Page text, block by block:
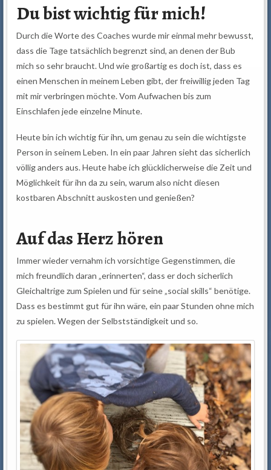
Du bist wichtig für mich!
Durch die Worte des Coaches wurde mir einmal mehr bewusst,
dass die Tage tatsächlich begrenzt sind, an denen der Bub
mich so sehr braucht. Und wie großartig es doch ist, dass es
einen Menschen in meinem Leben gibt, der freiwillig jeden Tag
mit mir verbringen möchte. Vom Aufwachen bis zum
Einschlafen jede einzelne Minute.
Heute bin ich wichtig für ihn, um genau zu sein die wichtigste
Person in seinem Leben. In ein paar Jahren sieht das sicherlich
völlig anders aus. Heute habe ich glücklicherweise die Zeit und
Möglichkeit für ihn da zu sein, warum also nicht diesen
kostbaren Abschnitt auskosten und genießen?
Auf das Herz hören
Immer wieder vernahm ich vorsichtige Gegenstimmen, die
mich freundlich daran „erinnerten“, dass er doch sicherlich
Gleichaltrige zum Spielen und für seine „social skills“ benötige.
Dass es bestimmt gut für ihn wäre, ein paar Stunden ohne mich
zu spielen. Wegen der Selbstständigkeit und so.